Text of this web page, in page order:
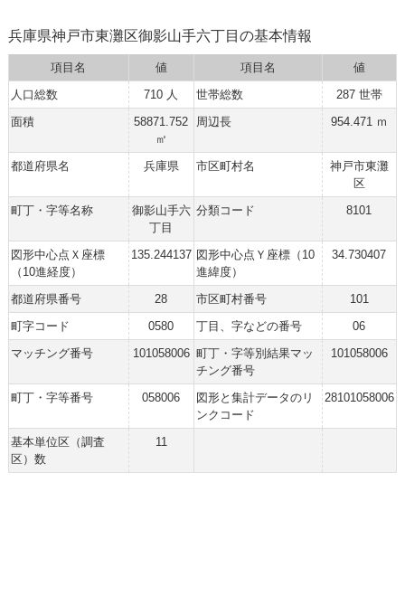
兵庫県神戸市東灘区御影山手六丁目の基本情報
項目名 値 項目名
値
人口総数
710 人 世帯総数
287 世帯
面積
58871.752
㎡
周辺長 954.471 ｍ
都道府県名 兵庫県 市区町村名
神戸市東灘
区
町丁・字等名称
御影山手六
丁目
分類コード 8101
図形中心点Ｘ座標
（10進経度）
135.244137 図形中心点Ｙ座標（10
進緯度）
34.730407
都道府県番号 28 市区町村番号
101
町字コード
0580 丁目、字などの番号
06
マッチング番号
101058006 町丁・字等別結果マッ
チング番号
101058006
町丁・字等番号 058006
図形と集計データのリ
ンクコード
28101058006
基本単位区（調査
区）数
11